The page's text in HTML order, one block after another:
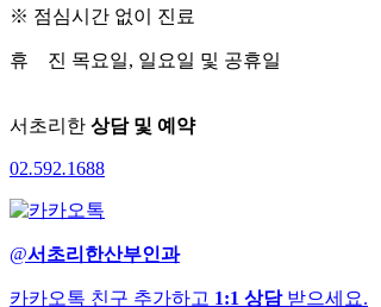
※ 점심시간 없이 진료
휴 진 목요일, 일요일 및 공휴일
서초리한 상담 및 예약
02.592.1688
@서초리한산부인과
카카오톡 친구 추가하고 1:1 상담받으세요.